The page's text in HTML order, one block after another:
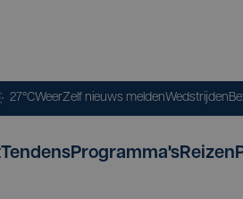
27°CWeerZelf nieuws meldenWedstrijden
TendensProgramma'sReizen